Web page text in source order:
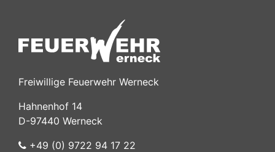
Freiwillige Feuerwehr Werneck
Hahnenhof 14
D-97440 Werneck
+49 (0) 9722 94 17 22